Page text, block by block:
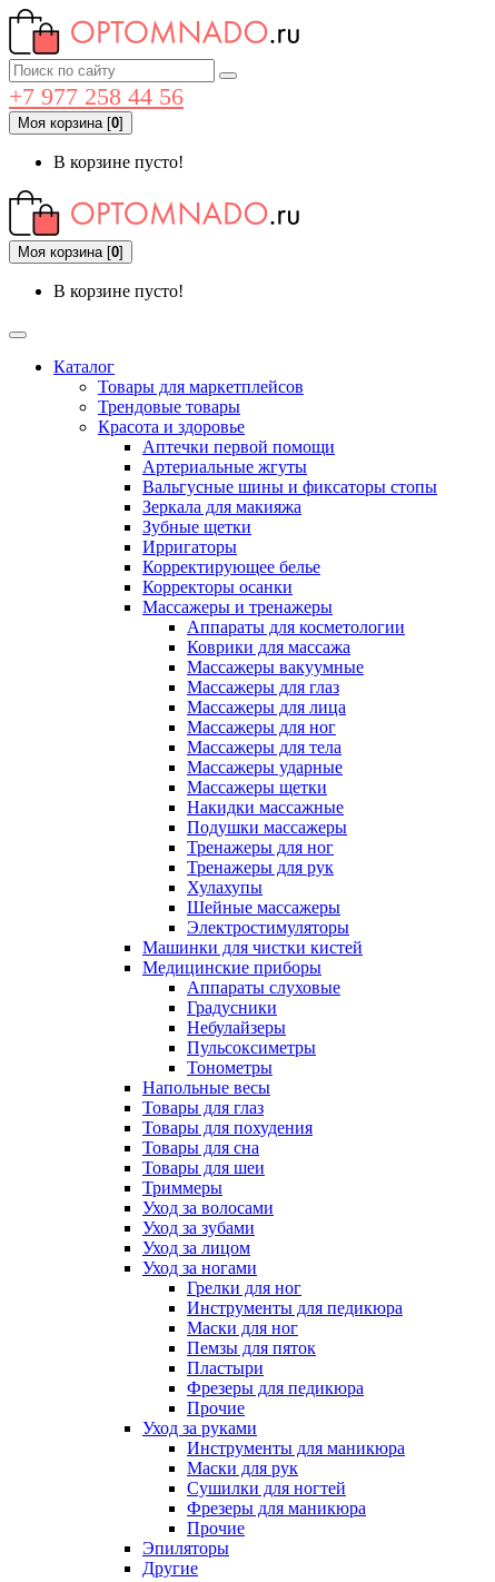
+7 977 258 44 56
Моя корзина[0]
В корзине пусто!
Моя корзина[0]
В корзине пусто!
Каталог
Товары для маркетплейсов
Трендовые товары
Красота и здоровье
Аптечки первой помощи
Артериальные жгуты
Вальгусные шины и фиксаторы стопы
Зеркала для макияжа
Зубные щетки
Ирригаторы
Корректирующее белье
Корректоры осанки
Массажеры и тренажеры
Аппараты для косметологии
Коврики для массажа
Массажеры вакуумные
Массажеры для глаз
Массажеры для лица
Массажеры для ног
Массажеры для тела
Массажеры ударные
Массажеры щетки
Накидки массажные
Подушки массажеры
Тренажеры для ног
Тренажеры для рук
Хулахупы
Шейные массажеры
Электростимуляторы
Машинки для чистки кистей
Медицинские приборы
Аппараты слуховые
Градусники
Небулайзеры
Пульсоксиметры
Тонометры
Напольные весы
Товары для глаз
Товары для похудения
Товары для сна
Товары для шеи
Триммеры
Уход за волосами
Уход за зубами
Уход за лицом
Уход за ногами
Грелки для ног
Инструменты для педикюра
Маски для ног
Пемзы для пяток
Пластыри
Фрезеры для педикюра
Прочие
Уход за руками
Инструменты для маникюра
Маски для рук
Сушилки для ногтей
Фрезеры для маникюра
Прочие
Эпиляторы
Другие